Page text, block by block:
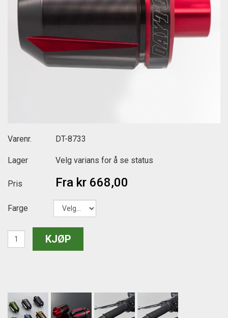
Varenr. DT-8733
Lager Velg varians for å se status
Pris Fra kr 668,00
Farge